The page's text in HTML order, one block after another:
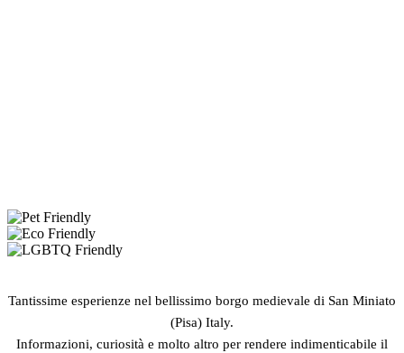
Tantissime esperienze nel bellissimo borgo medievale di San Miniato
(Pisa) Italy.
Informazioni, curiosità e molto altro per rendere indimenticabile il